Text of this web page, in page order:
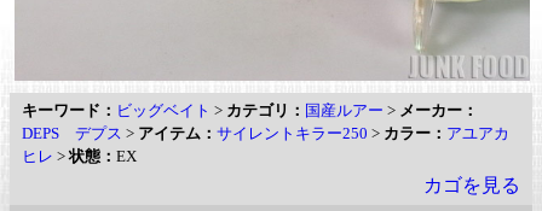
キーワード： ビッグベイト > カテゴリ： 国産ルアー > メーカー：
DEPS デプス > アイテム： サイレントキラー250 > カラー： アユアカ
ヒレ >状態： EX
カゴを見る